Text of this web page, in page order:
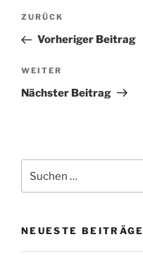
Beitragsnavigation
Vorheriger
Beitrag
ZURÜCK
Vorheriger Beitrag
Nächster
Beitrag
WEITER
Nächster Beitrag
nach:
NEUESTE BEITRÄGE